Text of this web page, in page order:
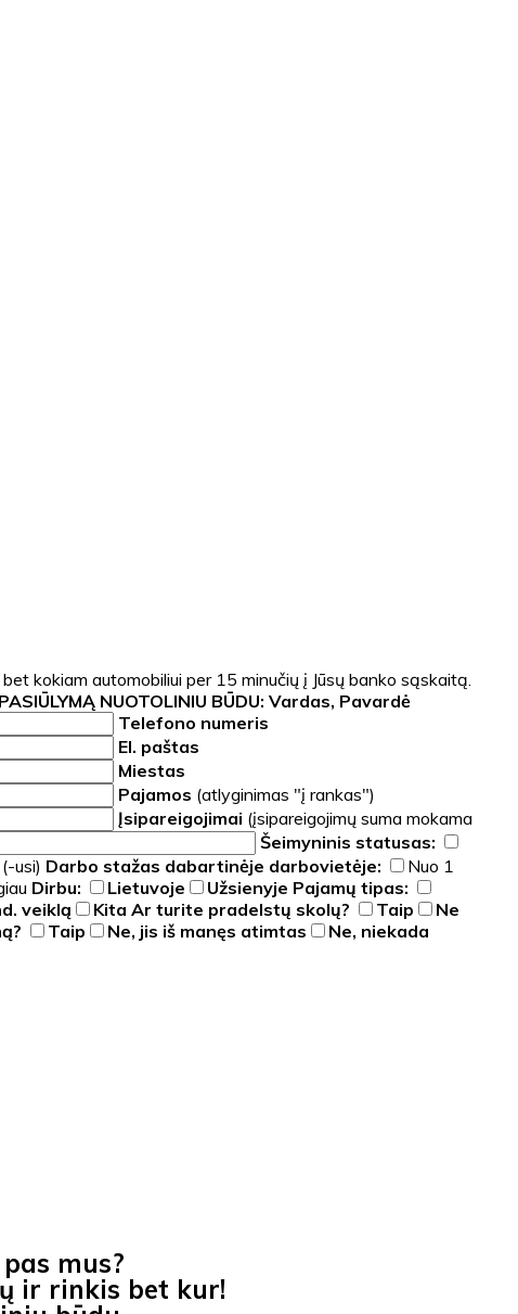
kokiam automobiliui per 15 minučių į Jūsų banko sąskaitą.
NUOTOLINIU BŪDU: Vardas, Pavardė
Telefono numeris
El. paštas
Miestas
Pajamos (atlyginimas "į rankas")
Įsipareigojimai (įsipareigojimų suma mokama
Šeimyninis statusas:
usi) Darbo stažas dabartinėje darbovietėje:
Nuo 1
Dirbu: Lietuvoje Užsienyje Pajamų tipas:
veiklą Kita Ar turite pradelstų skolų? Taip
Ne
Taip Ne, jis iš manęs atimtas
Ne, niekada
mus?
ir rinkis bet kur!